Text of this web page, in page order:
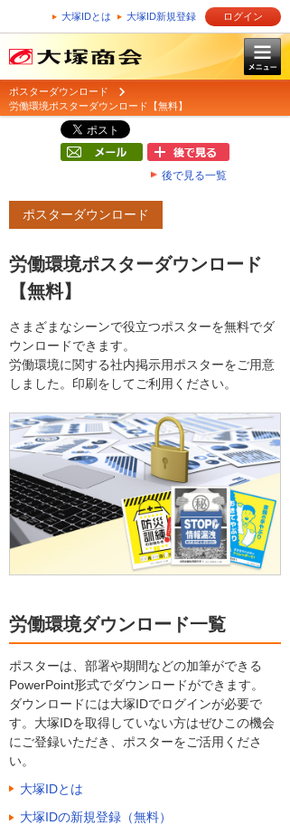
大塚IDとは 大塚ID新規登録 ログイン
ポスターダウンロード
労働環境ポスターダウンロード【無料】
後で見る一覧
ポスターダウンロード
労働環境ポスターダウンロード
【無料】
さまざまなシーンで役立つポスターを無料でダ
ウンロードできます。
労働環境に関する社内掲示用ポスターをご用意
しました。印刷をしてご利用ください。
労働環境ダウンロード一覧
ポスターは、部署や期間などの加筆ができる
PowerPoint形式でダウンロードができます。
ダウンロードには大塚IDでログインが必要で
す。大塚IDを取得していない方はぜひこの機会
にご登録いただき、ポスターをご活用くださ
い。
大塚IDとは
大塚IDの新規登録（無料）